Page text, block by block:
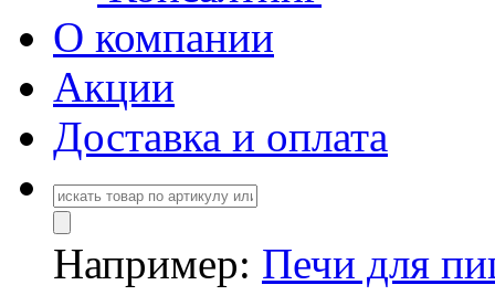
О компании
Акции
Доставка и оплата
Например: Печи для